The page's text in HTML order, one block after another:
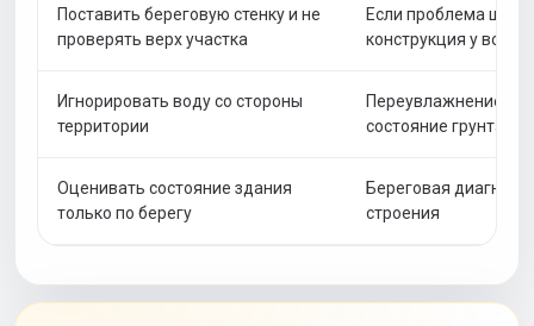
Поставить береговую стенку и не
проверять верх участка
Если проблема
конструкция у воды
Игнорировать воду со стороны
территории
Переувлажнение
состояние грунта
Оценивать состояние здания
только по берегу
Береговая
строения